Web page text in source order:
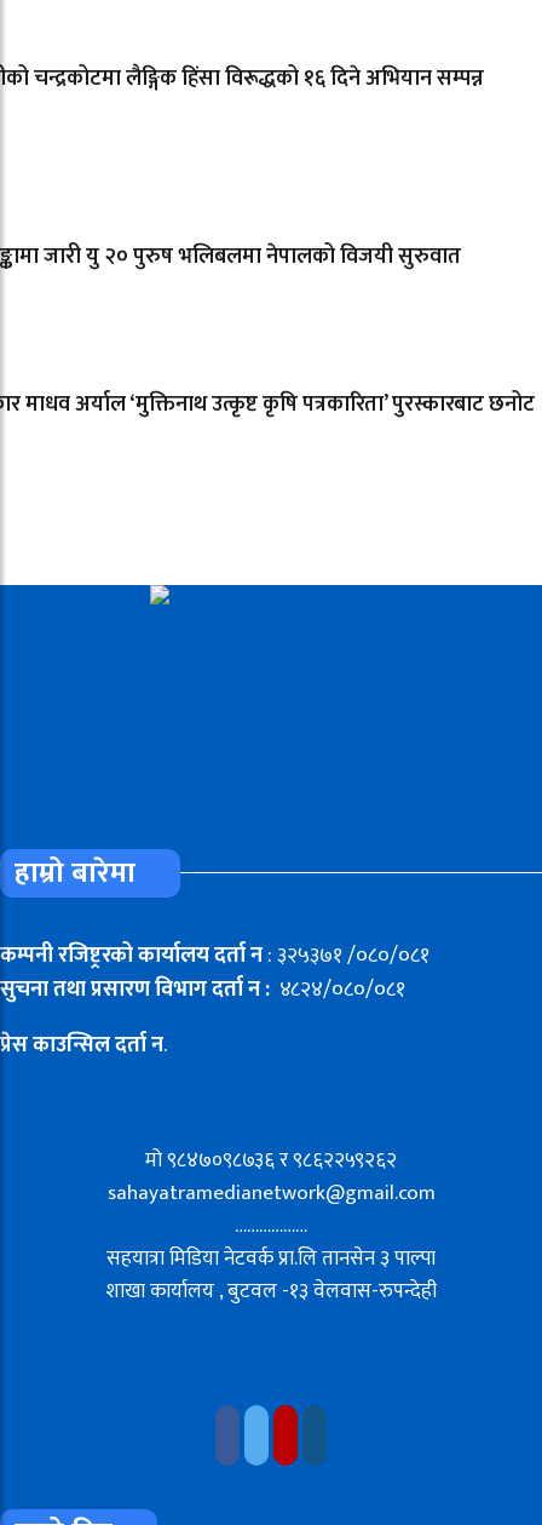
चन्द्रकोटमा लैङ्गिक हिंसा विरूद्धको १६ दिने अभियान सम्पन्न
जारी यु २० पुरुष भलिबलमा नेपालको विजयी सुरुवात
माधव अर्याल ‘मुक्तिनाथ उत्कृष्ट कृषि पत्रकारिता’ पुरस्कारबाट छनोट
हाम्रो बारेमा
कम्पनी रजिष्ट्ररको कार्यालय दर्ता न: ३२५३७१ /०८०/०८१
सुचना तथा प्रसारण विभाग दर्ता न : ४८२४/०८०/०८१
प्रेस काउन्सिल दर्ता न.
मो ९८४७०९८७३६ र ९८६२२५९२६२
sahayatramedianetwork@gmail.com
………………
सहयात्रा मिडिया नेटवर्क प्रा.लि तानसेन ३ पाल्पा
शाखा कार्यालय , बुटवल -१३ वेलवास-रुपन्देही